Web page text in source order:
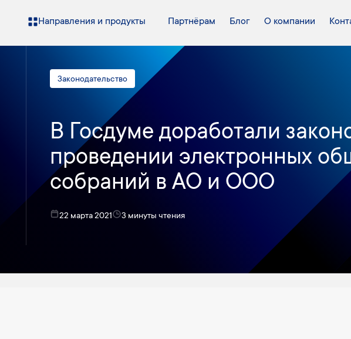
Направления и продукты Партнёрам Блог О компании
Законодательство
В Госдуме доработали
проведении электронных
собраний в АО и ООО
22 марта 2021 3 минуты чтения